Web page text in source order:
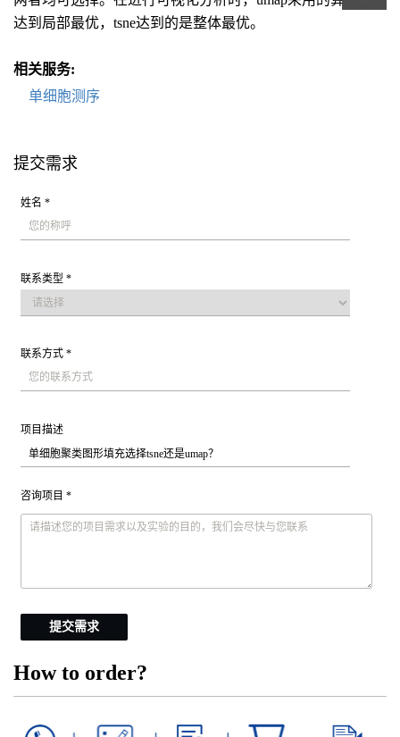
达到局部最优，tsne达到的是整体最优。
相关服务:
单细胞测序
提交需求
姓名 *
联系类型 *
联系方式 *
项目描述
咨询项目 *
提交需求
How to order?